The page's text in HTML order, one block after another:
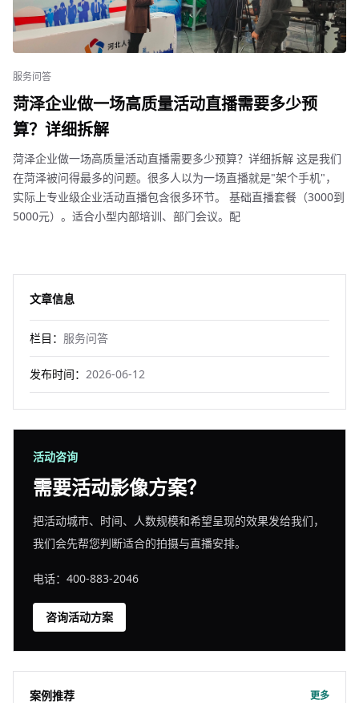
服务问答
菏泽企业做一场高质量活动直播需要多少预
算？详细拆解
菏泽企业做一场高质量活动直播需要多少预算？详细拆解 这是我们
在菏泽被问得最多的问题。很多人以为一场直播就是"架个手机"，
实际上专业级企业活动直播包含很多环节。 基础直播套餐（3000到
5000元）。适合小型内部培训、部门会议。配
文章信息
栏目： 服务问答
发布时间： 2026-06-12
活动咨询
需要活动影像方案？
把活动城市、时间、人数规模和希望呈现的效果发给我们，
我们会先帮您判断适合的拍摄与直播安排。
电话：400-883-2046
咨询活动方案
案例推荐 更多